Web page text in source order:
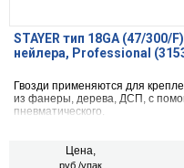
STAYER тип 18GA (47/
нейлера, Professional
Гвозди применяются для
из фанеры, дерева, ДСП, с
пневматического.
Цена,
руб./упак